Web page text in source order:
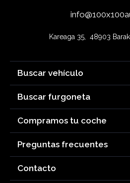
Kareaga 35,  48903
Buscar vehículo
Buscar furgoneta
Compramos tu coche
Preguntas frecuentes
Contacto